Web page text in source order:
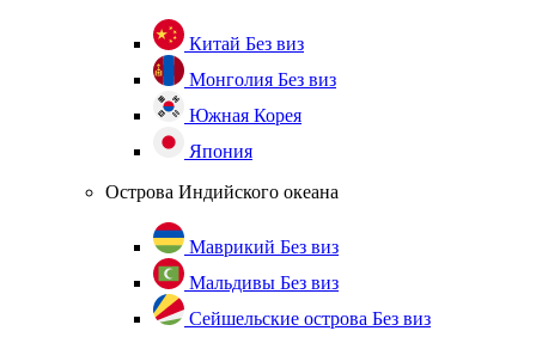
Китай Без виз
Монголия Без виз
Южная Корея
Япония
Острова Индийского океана
Маврикий Без виз
Мальдивы Без виз
Сейшельские острова Без виз